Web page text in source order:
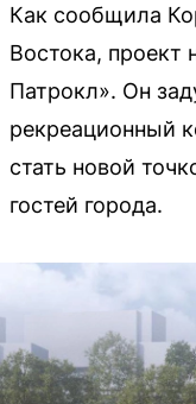
Как сообщила
Востока, проект
Патрокл». Он
рекреационный
стать новой
гостей города.